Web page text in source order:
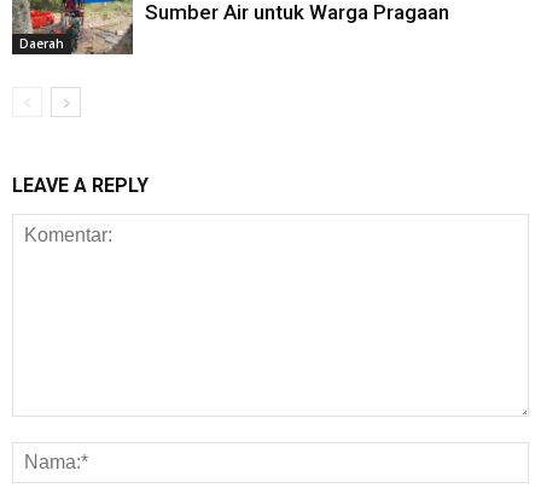
Daerah
Sumber Air untuk Warga Pragaan
LEAVE A REPLY